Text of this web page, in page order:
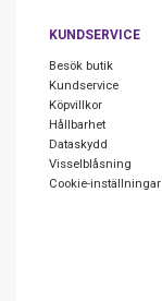
KUNDSERVICE
Besök butik
Kundservice
Köpvillkor
Hållbarhet
Dataskydd
Visselblåsning
Cookie-inställningar